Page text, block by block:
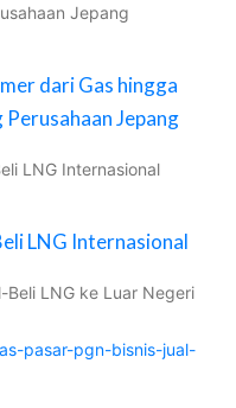
Jepang
dari Gas hingga
Jepang
LNG Internasional
LNG Internasional
Beli LNG ke Luar Negeri
pasar-pgn-bisnis-jual-